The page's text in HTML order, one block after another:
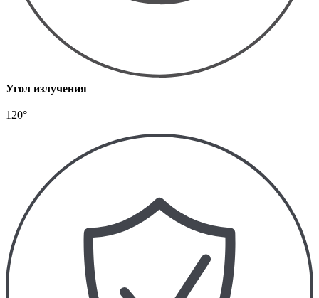
Угол излучения
120°